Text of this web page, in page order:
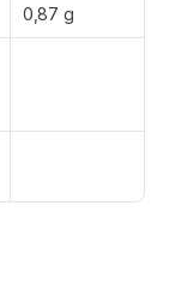
0,87 g